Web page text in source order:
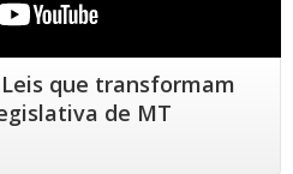
que transformam
de MT